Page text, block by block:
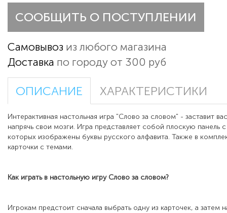
СООБЩИТЬ О ПОСТУПЛЕНИИ
Самовывоз из любого магазина
Доставка по городу от 300 руб
ОПИСАНИЕ ХАРАКТЕРИСТИКИ
Интерактивная настольная игра "Слово за словом" - заставит
напрячь свои мозги. Игра представляет собой плоскую панель
которых изображены буквы русского алфавита. Также в
карточки с темами.
Как играть в настольную игру Слово за словом?
Игрокам предстоит сначала выбрать одну из карточек, а затем